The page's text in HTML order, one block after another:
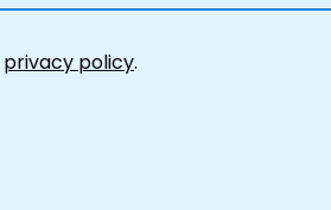
privacy policy.